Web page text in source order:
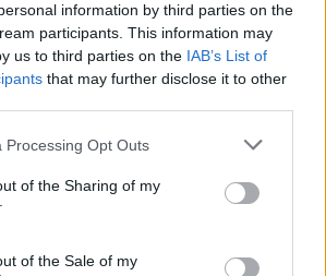
information by third parties on the
participants. This information may
us to third parties on the IAB’s List of
that may further disclose it to other
Processing Opt Outs
of the Sharing of my
of the Sale of my
data viitoare i comentariu.